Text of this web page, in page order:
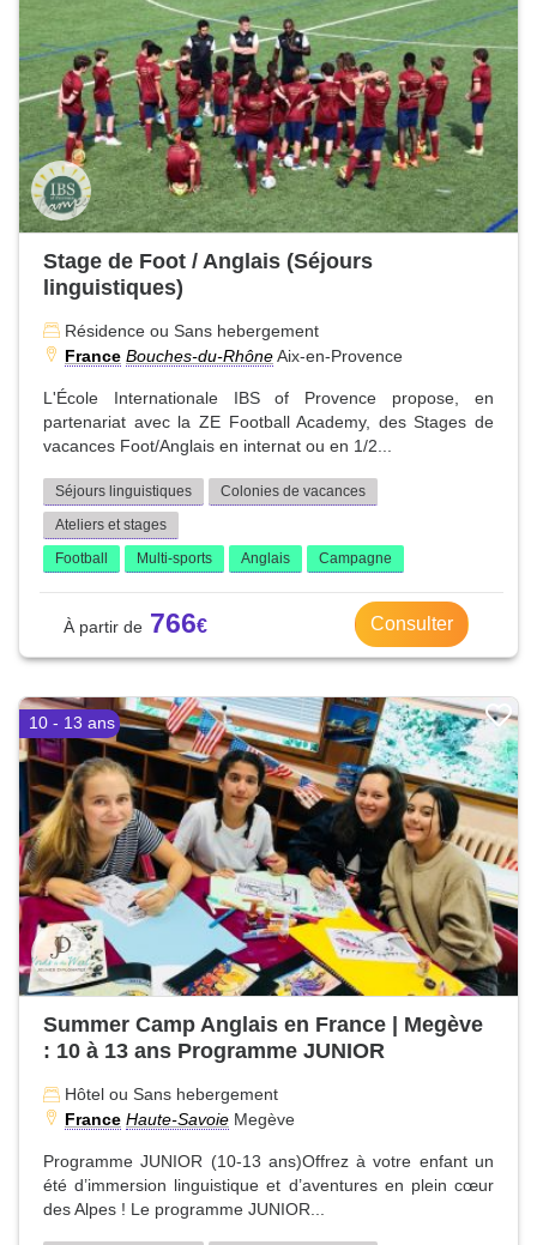
Stage de Foot / Anglais (Séjours
linguistiques)
Résidence ou Sans hebergement
France Bouches-du-RhôneAix-en-Provence
L'École Internationale IBS of Provence propose, en
partenariat avec la ZE Football Academy, des Stages de
vacances Foot/Anglais en internat ou en 1/2...
Séjours linguistiques
Colonies de vacances
Ateliers et stages
Football
Multi-sports Anglais Campagne
766 Consulter
10 - 13 ans
Summer Camp Anglais en France | Megève
: 10 à 13 ans Programme JUNIOR
Hôtel ou Sans hebergement
France Haute-Savoie Megève
Programme JUNIOR (10-13 ans)Offrez à votre enfant un
été d’immersion linguistique et d’aventures en plein cœur
des Alpes ! Le programme JUNIOR...